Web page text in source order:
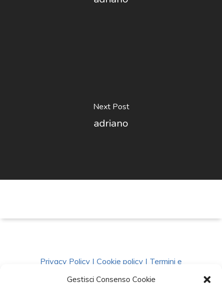
Gestisci Consenso Cookie
Next Post
adriano
Privacy Policy | Cookie policy | Termini e
Condizioni|Richiedi Dati